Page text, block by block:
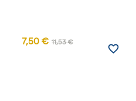
7,50 € 11,53 €
favorite_border